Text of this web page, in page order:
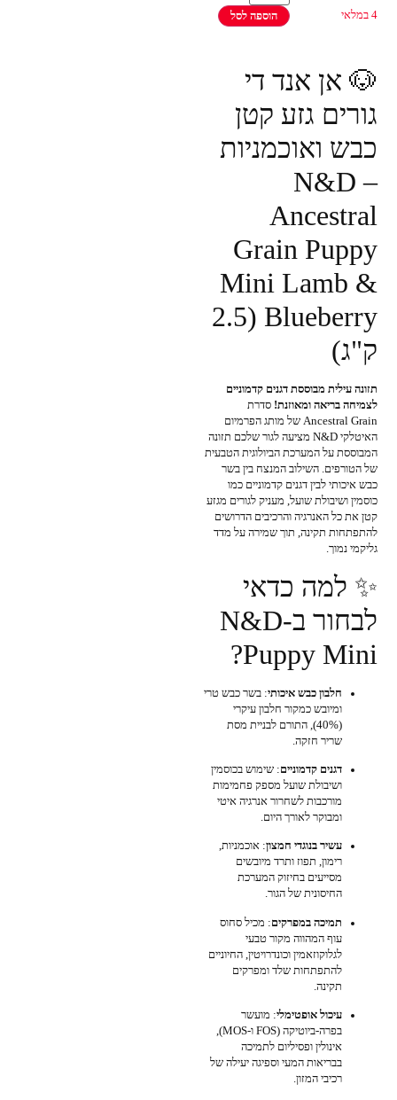
4 במלאי הוספה לסל
🐶 אן אנד די
גורים גזע קטן
כבש ואוכמניות
– N&D
Ancestral
Grain Puppy
Mini Lamb &
Blueberry (2.5
ק"ג)
תזונה עילית מבוססת דגנים קדמוניים
לצמיחה בריאה ומאוזנת! סדרת
Ancestral Grain של מותג הפרמיום
האיטלקי N&D מציעה לגור שלכם תזונה
המבוססת על המערכת הביולוגית הטבעית
של הטורפים. השילוב המנצח בין בשר
כבש איכותי לבין דגנים קדמוניים כמו
כוסמין ושיבולת שועל, מעניק לגורים מגזע
קטן את כל האנרגיה והרכיבים הדרושים
להתפתחות תקינה, תוך שמירה על מדד
גליקמי נמוך.
✨ למה כדאי
לבחור ב-N&D
Puppy Mini?
חלבון כבש איכותי: בשר כבש טרי
ומיובש כמקור חלבון עיקרי
(40%), התורם לבניית מסת
שריר חזקה.
דגנים קדמוניים: שימוש בכוסמין
ושיבולת שועל מספק פחמימות
מורכבות לשחרור אנרגיה איטי
ומבוקר לאורך היום.
עשיר בנוגדי חמצון: אוכמניות,
רימון, תפוז ותרד מיובשים
מסייעים בחיזוק המערכת
החיסונית של הגור.
תמיכה במפרקים: מכיל סחוס
עוף המהווה מקור טבעי
לגלוקוזאמין וכונדרויטין, החיוניים
להתפתחות שלד ומפרקים
תקינה.
עיכול אופטימלי: מועשר
בפרה-ביוטיקה (FOS ו-MOS),
אינולין ופסיליום לתמיכה
בבריאות המעי וספיגה יעילה של
רכיבי המזון.